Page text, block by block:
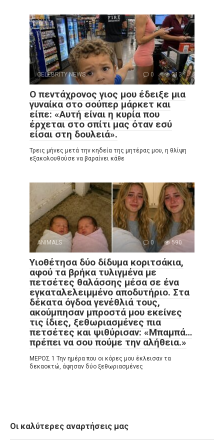
CELEBRITY NEWS 0 313
Ο πεντάχρονος γιος μου έδειξε μια
γυναίκα στο σούπερ μάρκετ και
είπε: «Αυτή είναι η κυρία που
έρχεται στο σπίτι μας όταν εσύ
είσαι στη δουλειά».
Τρεις μήνες μετά την κηδεία της μητέρας μου, η θλίψη
εξακολουθούσε να βαραίνει κάθε
ANIMALS 0 590
Υιοθέτησα δύο δίδυμα κοριτσάκια,
αφού τα βρήκα τυλιγμένα με
πετσέτες θαλάσσης μέσα σε ένα
εγκαταλελειμμένο αποδυτήριο. Στα
δέκατα όγδοα γενέθλιά τους,
ακούμπησαν μπροστά μου εκείνες
τις ίδιες, ξεθωριασμένες πια
πετσέτες και ψιθύρισαν: «Μπαμπά…
πρέπει να σου πούμε την αλήθεια.»
ΜΕΡΟΣ 1 Την ημέρα που οι κόρες μου έκλεισαν τα
δεκαοκτώ, άφησαν δύο ξεθωριασμένες
Οι καλύτερες αναρτήσεις μας